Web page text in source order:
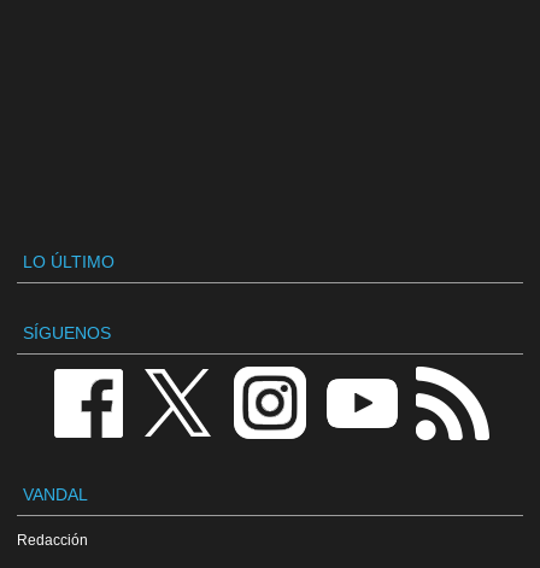
LO ÚLTIMO
SÍGUENOS
VANDAL
Redacción